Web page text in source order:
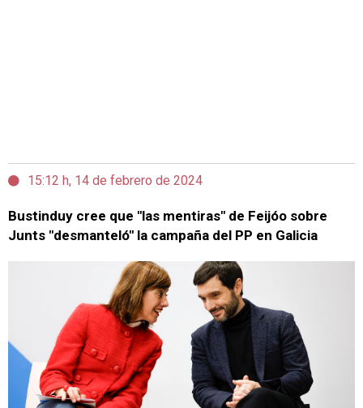
15:12 h, 14 de febrero de 2024
Bustinduy cree que "las mentiras" de Feijóo sobre
Junts "desmanteló" la campaña del PP en Galicia